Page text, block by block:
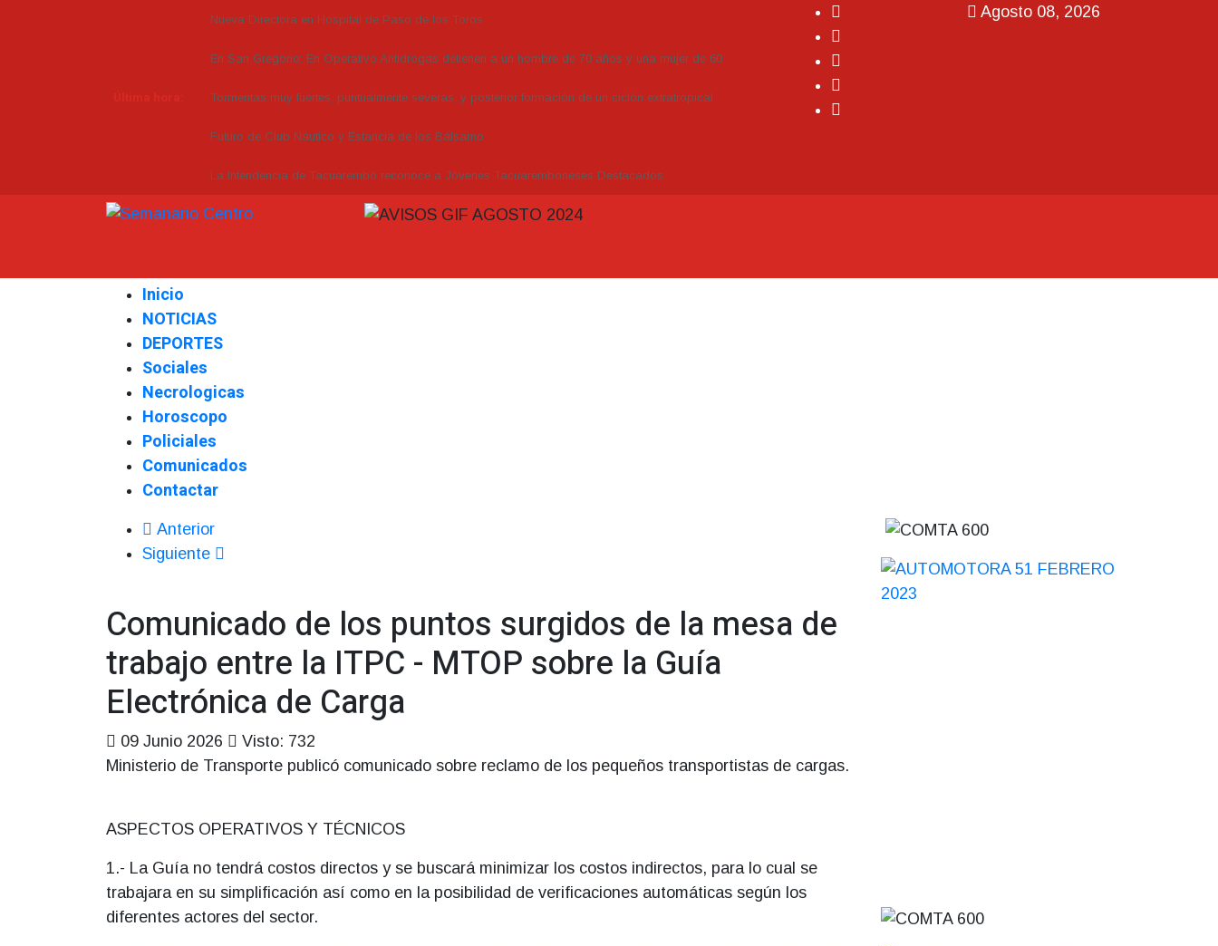
Nueva Directora en Hospital de Paso de los Toros
En San Gregorio: En Operativo Antidrogas detienen a un hombre de 70 años y una mujer de 60
Tormentas muy fuertes, puntualmente severas, y posterior formación de un ciclón extratropical
Futuro de Club Náutico y Estancia de los Bálsamo
La Intendencia de Tacuarembó reconoce a Jóvenes Tacuaremboneses Destacados
Agosto 08, 2026
Inicio
NOTICIAS
DEPORTES
Sociales
Necrologicas
Horoscopo
Policiales
Comunicados
Contactar
Anterior
Siguiente
Comunicado de los puntos surgidos de la mesa de
trabajo entre la ITPC - MTOP sobre la Guía
Electrónica de Carga
09 Junio 2026
Visto: 732
Ministerio de Transporte publicó comunicado sobre reclamo de los pequeños transportistas de cargas.
ASPECTOS OPERATIVOS Y TÉCNICOS
1.- La Guía no tendrá costos directos y se buscará minimizar los costos indirectos, para lo cual se
trabajara en su simplificación así como en la posibilidad de verificaciones automáticas según los
diferentes actores del sector.